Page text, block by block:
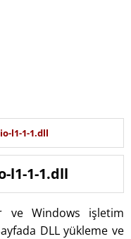
l1-1-1.dll
l1-1-1.dll
ve Windows işletim
DLL yükleme ve